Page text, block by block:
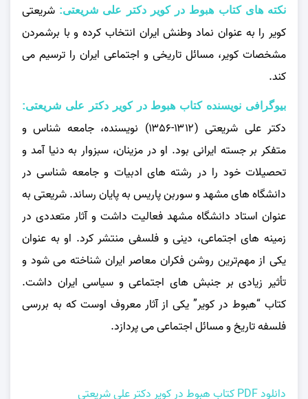
نکته های کتاب هبوط در کویر دکتر علی شریعتی: شریعتی
کویر را به عنوان نماد وطنش ایران انتخاب کرده و با برشمردن
مشخصات کویر، مسائل تاریخی و اجتماعی ایران را ترسیم می‌
کند.
بیوگرافی نویسنده کتاب هبوط در کویر دکتر علی شریعتی:
دکتر علی شریعتی (۱۳۱۲-۱۳۵۶) نویسنده، جامعه‌ شناس و
متفکر بر جسته ایرانی بود. او در مزینان، سبزوار به دنیا آمد و
تحصیلات خود را در رشته‌ های ادبیات و جامعه‌ شناسی در
دانشگاه‌ های مشهد و سوربن پاریس به پایان رساند. شریعتی به
عنوان استاد دانشگاه مشهد فعالیت داشت و آثار متعددی در
زمینه‌ های اجتماعی، دینی و فلسفی منتشر کرد. او به عنوان
یکی از مهم‌ترین روشن فکران معاصر ایران شناخته می‌ شود و
تأثیر زیادی بر جنبش‌ های اجتماعی و سیاسی ایران داشت.
کتاب “هبوط در کویر” یکی از آثار معروف اوست که به بررسی
فلسفه تاریخ و مسائل اجتماعی می‌ پردازد.
دانلود PDF کتاب هبوط در کویر دکتر علی شریعتی